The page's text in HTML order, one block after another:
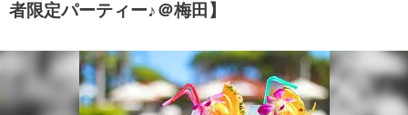
者限定パーティー♪＠梅田】